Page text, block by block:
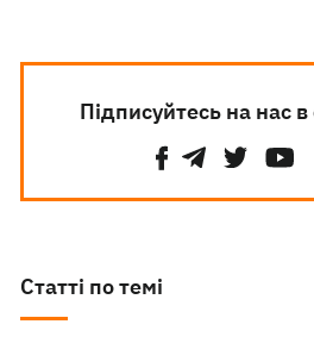
Підписуйтесь на нас
Статті по темі